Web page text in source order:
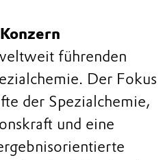
führenden
Der Fokus
der Spezialchemie,
und eine